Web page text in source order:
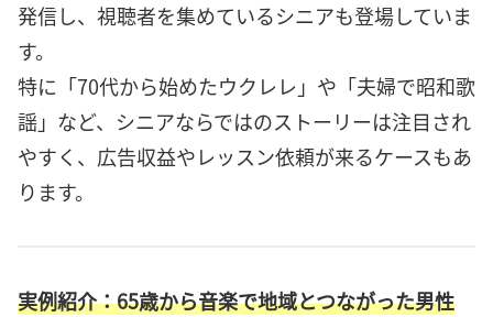
発信し、視聴者を集めているシニアも登場していま
す。
特に「70代から始めたウクレレ」や「夫婦で昭和歌
謡」など、シニアならではのストーリーは注目され
やすく、広告収益やレッスン依頼が来るケースもあ
ります。
実例紹介：65歳から音楽で地域とつながった男性